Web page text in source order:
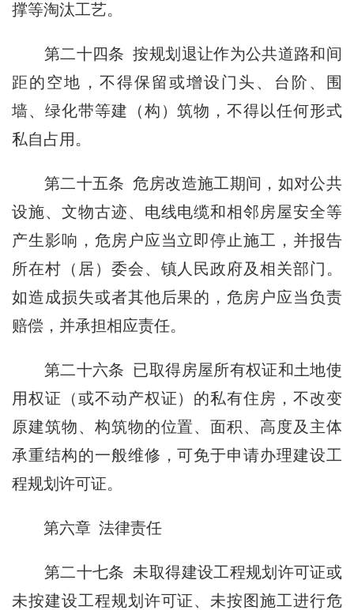
撑等淘汰工艺。
第二十四条 按规划退让作为公共道路和间
距的空地，不得保留或增设门头、台阶、围
墙、绿化带等建（构）筑物，不得以任何形式
私自占用。
第二十五条 危房改造施工期间，如对公共
设施、文物古迹、电线电缆和相邻房屋安全等
产生影响，危房户应当立即停止施工，并报告
所在村（居）委会、镇人民政府及相关部门。
如造成损失或者其他后果的，危房户应当负责
赔偿，并承担相应责任。
第二十六条 已取得房屋所有权证和土地使
用权证（或不动产权证）的私有住房，不改变
原建筑物、构筑物的位置、面积、高度及主体
承重结构的一般维修，可免于申请办理建设工
程规划许可证。
第六章 法律责任
第二十七条 未取得建设工程规划许可证或
未按建设工程规划许可证、未按图施工进行危